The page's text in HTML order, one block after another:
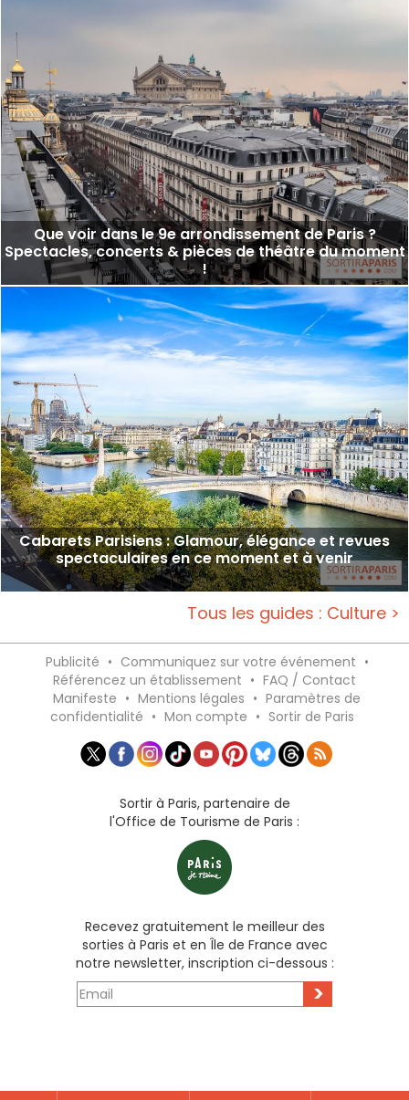
Que voir dans le 9e arrondissement de Paris ?
Spectacles, concerts & pièces de théâtre du moment
!
Cabarets Parisiens : Glamour, élégance et revues
spectaculaires en ce moment et à venir
Tous les guides : Culture >
Publicité • Communiquez sur votre événement •
Référencez un établissement • FAQ / Contact
Manifeste • Mentions légales • Paramètres de
confidentialité • Mon compte • Sortir de Paris
Sortir à Paris, partenaire de
l'Office de Tourisme de Paris :
Recevez gratuitement le meilleur des
sorties à Paris et en Île de France avec
notre newsletter, inscription ci-dessous :
>